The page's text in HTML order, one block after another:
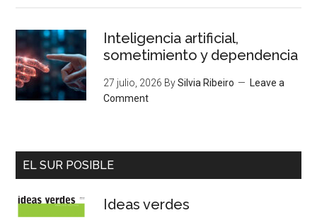
Inteligencia artificial,
sometimiento y dependencia
27 julio, 2026 BySilvia Ribeiro
Leave a
Comment
EL SUR POSIBLE
Ideas verdes